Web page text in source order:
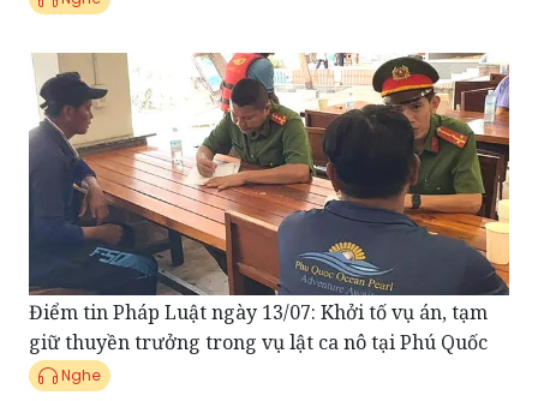
Điểm tin Pháp Luật ngày 13/07: Khởi tố vụ án, tạm
giữ thuyền trưởng trong vụ lật ca nô tại Phú Quốc
Nghe